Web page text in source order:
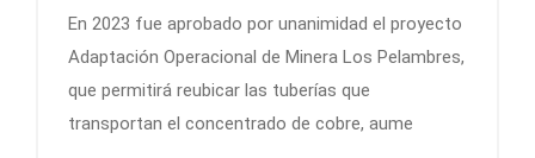
En 2023 fue aprobado por unanimidad el proyecto
Adaptación Operacional de Minera Los Pelambres,
que permitirá reubicar las tuberías que
transportan el concentrado de cobre, aume